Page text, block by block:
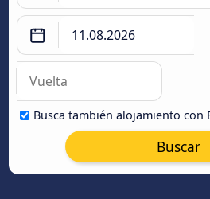
Busca también alojamiento con
Buscar